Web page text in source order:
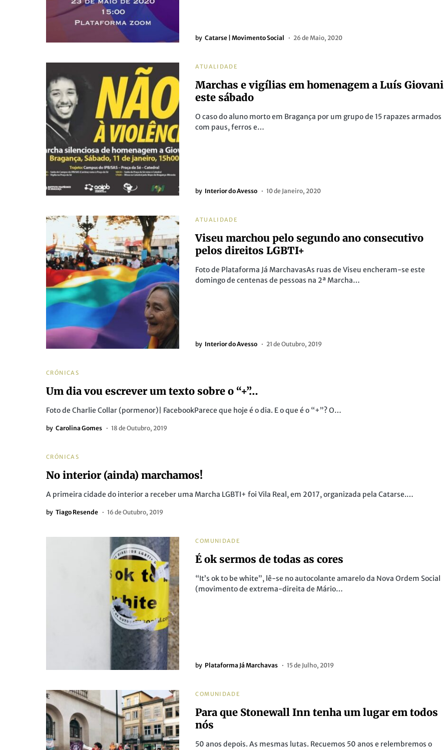
by Catarse | Movimento Social 26 de Maio, 2020
ATUALIDADE
Marchas e vigílias em homenagem a Luís Giovani
este sábado
O caso do aluno morto em Bragança por um grupo de 15 rapazes armados
com paus, ferros e…
by Interior do Avesso 10 de Janeiro, 2020
ATUALIDADE
Viseu marchou pelo segundo ano consecutivo
pelos direitos LGBTI+
Foto de Plataforma Já MarchavasAs ruas de Viseu encheram-se este
domingo de centenas de pessoas na 2ª Marcha…
by Interior do Avesso 21 de Outubro, 2019
CRÓNICAS
Um dia vou escrever um texto sobre o “+”…
Foto de Charlie Collar (pormenor)| FacebookParece que hoje é o dia. E o que é o “+”? O…
by Carolina Gomes 18 de Outubro, 2019
CRÓNICAS
No interior (ainda) marchamos!
A primeira cidade do interior a receber uma Marcha LGBTI+ foi Vila Real, em 2017, organizada pela Catarse.…
by Tiago Resende 16 de Outubro, 2019
COMUNIDADE
É ok sermos de todas as cores
“It’s ok to be white”, lê-se no autocolante amarelo da Nova Ordem Social
(movimento de extrema-direita de Mário…
by Plataforma Já Marchavas 15 de Julho, 2019
COMUNIDADE
Para que Stonewall Inn tenha um lugar em todos
nós
50 anos depois. As mesmas lutas. Recuemos 50 anos e relembremos o